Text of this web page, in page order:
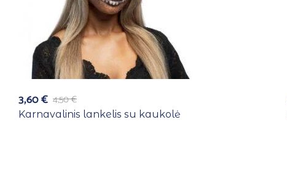
4,50€
3,60€
Karnavalinis lankelis su kaukolė